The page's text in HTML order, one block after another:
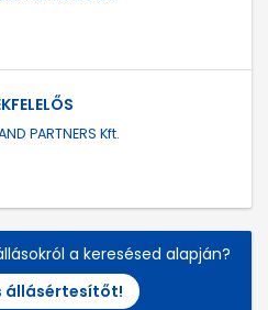
PARTNERS Kft.
a keresésed alapján?
állásértesítőt!